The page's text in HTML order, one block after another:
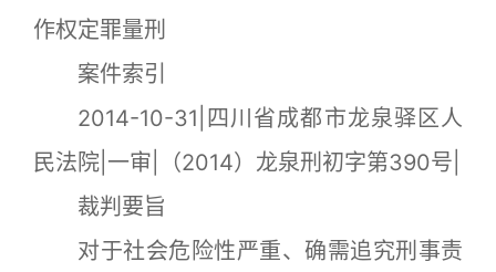
作权定罪量刑
案件索引
2014-10-31|四川省成都市龙泉驿区人
民法院|一审|（2014）龙泉刑初字第390号|
裁判要旨
对于社会危险性严重、确需追究刑事责